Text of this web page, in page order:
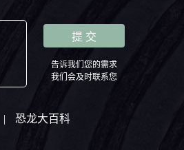
告诉我们您的需求
我们会及时联系您
| 恐龙大百科